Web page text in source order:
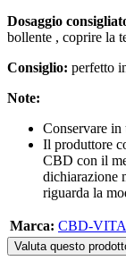
Dosaggio
bollente , coprire la
Consiglio: perfetto
Note:
Conservare
Il produttore
CBD con il
dichiarazione
riguarda la
Marca: CBD-
Valuta questo